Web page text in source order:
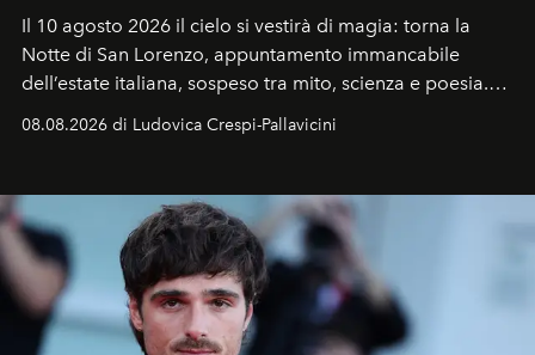
Il 10 agosto 2026 il cielo si vestirà di magia: torna la
Notte di San Lorenzo, appuntamento immancabile
dell’estate italiana, sospeso tra mito, scienza e poesia.
Sarà il momento in cui gli occhi si alzano verso la volta
celeste per seguire il passaggio delle
all’universo i desideri più segreti
08.08.2026 di Ludovica Crespi-Pallavicini